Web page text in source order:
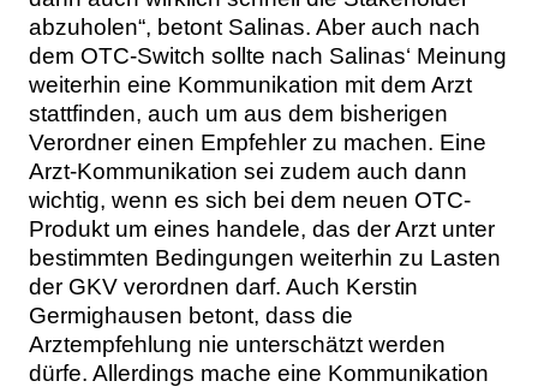
abzuholen“, betont Salinas. Aber auch nach
dem OTC-Switch sollte nach Salinas‘ Meinung
weiterhin eine Kommunikation mit dem Arzt
stattfinden, auch um aus dem bisherigen
Verordner einen Empfehler zu machen. Eine
Arzt-Kommunikation sei zudem auch dann
wichtig, wenn es sich bei dem neuen OTC-
Produkt um eines handele, das der Arzt unter
bestimmten Bedingungen weiterhin zu Lasten
der GKV verordnen darf. Auch Kerstin
Germighausen betont, dass die
Arztempfehlung nie unterschätzt werden
dürfe. Allerdings mache eine Kommunikation